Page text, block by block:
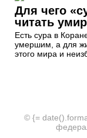
Для чего
читать
Есть сура в
умершим, а для
этого мира и
© {=